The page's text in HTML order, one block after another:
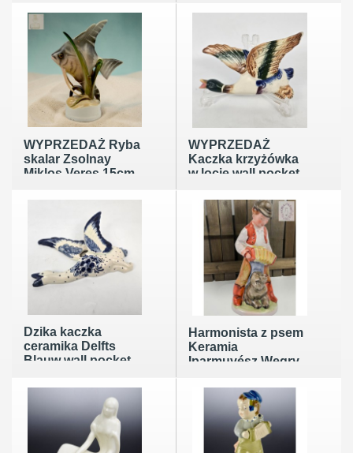
pikasiak lata 60te
lat 60tych. Unikat
WYPRZEDAŻ Ryba
skalar Zsolnay
Miklos Veres 15cm
WYPRZEDAŻ
Kaczka krzyżówka
w locie wall pocket
Dzika kaczka
ceramika Delfts
Blauw wall pocket
Harmonista z psem
Keramia
Iparmuvész Węgry